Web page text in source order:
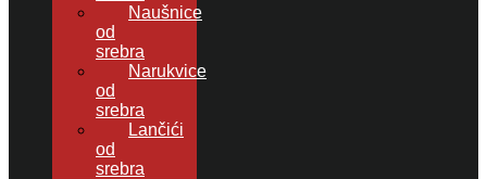
Naušnice
od
srebra
Narukvice
od
srebra
Lančići
od
srebra